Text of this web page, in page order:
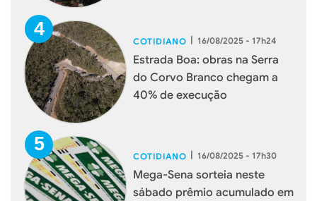
COTIDIANO | 16/08/2025 - 17h24
Estrada Boa: obras na Serra
do Corvo Branco chegam a
40% de execução
COTIDIANO | 16/08/2025 - 17h30
Mega-Sena sorteia neste
sábado prêmio acumulado em